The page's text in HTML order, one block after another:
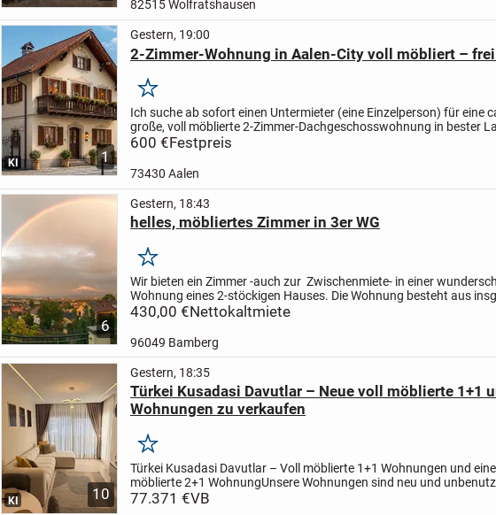
82515 Wolfratshausen
1
KI
Gestern, 19:00
2-Zimmer-Wohnung in Aalen-City voll möbliert – frei
Merken
Ich suche ab sofort einen Untermieter (eine Einzelperson) für eine
große, voll möblierte 2-Zimmer-Dachgeschosswohnung in bester
Aalen-City.Top-Lage
600 €Festpreis
73430 Aalen
6
Gestern, 18:43
helles, möbliertes Zimmer in 3er WG
Merken
Wir bieten ein Zimmer -auch zur Zwischenmiete- in einer
Wohnung eines 2-stöckigen Hauses. Die Wohnung besteht aus
Zimmer, mit einem ca. 60m2 Wohn-& Essbereich (voll...
430,00 €Nettokaltmiete
96049 Bamberg
10
KI
Gestern, 18:35
Türkei Kusadasi Davutlar – Neue voll möblierte 1+1
Wohnungen zu verkaufen
Merken
Türkei Kusadasi Davutlar – Voll möblierte 1+1 Wohnungen und eine
möblierte 2+1 WohnungUnsere Wohnungen sind neu und
befinden sich in der Nähe von Supermärkten, dem
77.371 €VB